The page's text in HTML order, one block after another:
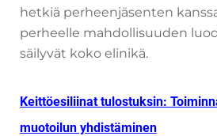
hetkiä perheenjäsenten
perheelle mahdollisuuden
säilyvät koko elinikä.
Keittöesiliinat tulostuksin:
muotoilun yhdistäminen